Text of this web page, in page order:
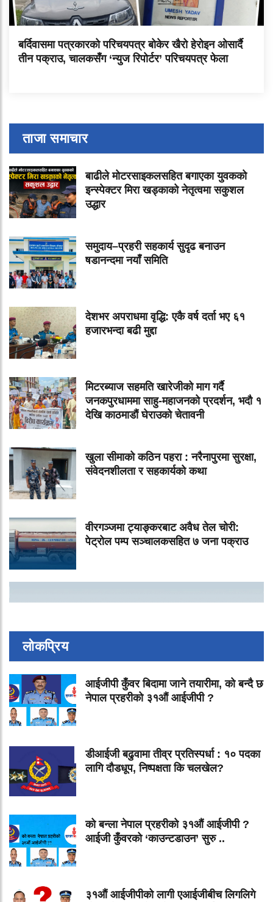
बर्दिवासमा पत्रकारको परिचयपत्र बोकेर खैरो हेरोइन ओसार्दै
तीन पक्राउ, चालकसँग ‘न्युज रिपोर्टर’ परिचयपत्र फेला
ताजा समाचार
बाढीले मोटरसाइकलसहित बगाएका युवकको
इन्स्पेक्टर मिरा खड्काको नेतृत्वमा सकुशल
उद्धार
समुदाय–प्रहरी सहकार्य सुदृढ बनाउन
षडानन्दमा नयाँ समिति
देशभर अपराधमा वृद्धि: एकै वर्ष दर्ता भए ६१
हजारभन्दा बढी मुद्दा
मिटरब्याज सहमति खारेजीको माग गर्दै
जनकपुरधाममा साहु-महाजनको प्रदर्शन, भदौ १
देखि काठमाडौं घेराउको चेतावनी
खुला सीमाको कठिन पहरा : नरैनापुरमा सुरक्षा,
संवेदनशीलता र सहकार्यको कथा
वीरगञ्जमा ट्याङ्करबाट अवैध तेल चोरी:
पेट्रोल पम्प सञ्चालकसहित ७ जना पक्राउ
लोकप्रिय
आईजीपी कुँवर बिदामा जाने तयारीमा, को बन्दै छ
नेपाल प्रहरीको ३१औं आईजीपी ?
डीआईजी बढुवामा तीव्र प्रतिस्पर्धा : १० पदका
लागि दौडधूप, निष्पक्षता कि चलखेल?
को बन्ला नेपाल प्रहरीको ३१औं आईजीपी ?
आईजी कुँवरको ‘काउन्टडाउन’ सुरु ..
३१औं आईजीपीको लागी एआईजीबीच लिगलिगे